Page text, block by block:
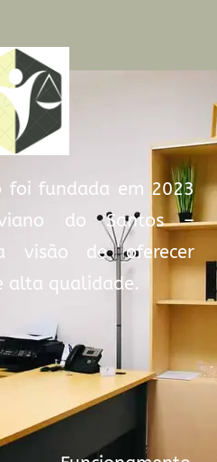
foi fundada em 2023
do Santos –
visão de oferecer
alta qualidade.